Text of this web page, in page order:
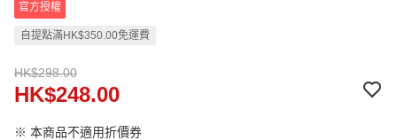
官方授權
自提點滿HK$350.00免運費
HK$298.00
HK$248.00
※ 本商品不適用折價券